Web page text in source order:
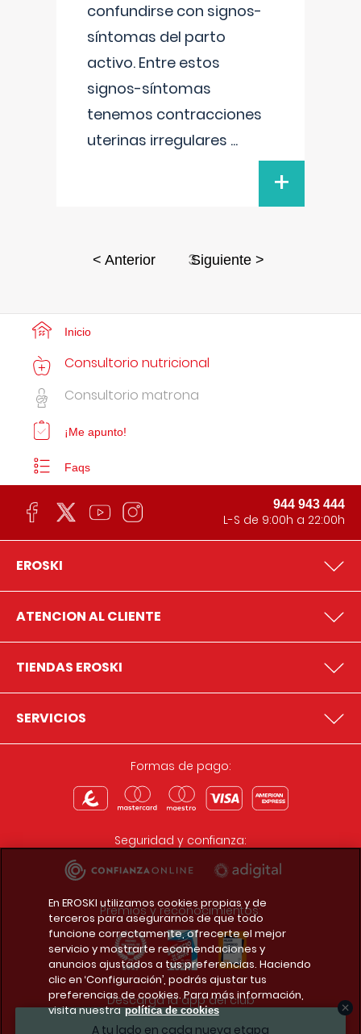
confundirse con signos-
síntomas del parto
activo. Entre estos
signos-síntomas
tenemos contracciones
uterinas irregulares ...
+
< Anterior 3Siguiente >
A tu lado en cada nueva etapa
Inicio
Consultorio nutricional
Consultorio matrona
¡Me apunto!
Faqs
944 943 444
L-S de 9:00h a 22:00h
EROSKI
ATENCION AL CLIENTE
TIENDAS EROSKI
SERVICIOS
Formas de pago:
Seguridad y confianza:
Premios y reconocimientos:
Descarga la app del club
En EROSKI utilizamos cookies propias y de
terceros para asegurarnos de que todo
funcione correctamente, ofrecerte el mejor
servicio y mostrarte recomendaciones y
anuncios ajustados a tus preferencias. Haciendo
clic en ‘Configuración’, podrás ajustar tus
preferencias de cookies. Para más información,
visita nuestra política de cookies